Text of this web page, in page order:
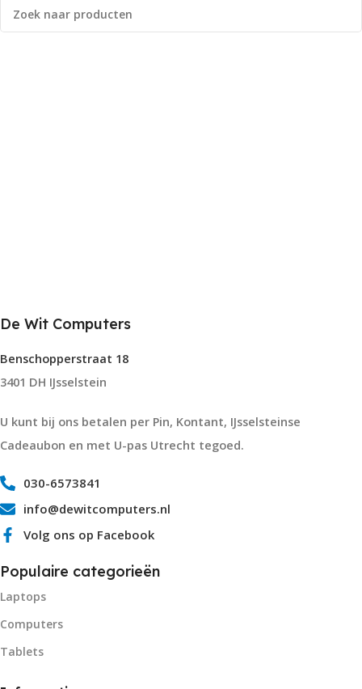
De Wit Computers
Benschopperstraat 18
3401 DH IJsselstein
U kunt bij ons betalen per Pin, Kontant, IJsselsteinse
Cadeaubon en met U-pas Utrecht tegoed.
030-6573841
info@dewitcomputers.nl
Volg ons op Facebook
Populaire categorieën
Laptops
Computers
Tablets